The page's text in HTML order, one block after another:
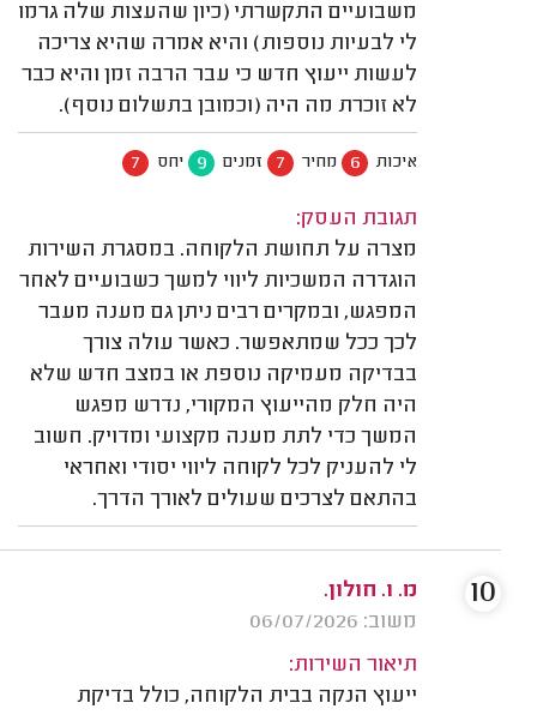
משבועיים התקשרתי (כיון שהעצות שלה גרמו
לי לבעיות נוספות) והיא אמרה שהיא צריכה
לעשות ייעוץ חדש כי עבר הרבה זמן והיא כבר
לא זוכרת מה היה (וכמובן בתשלום נוסף).
איכות 6 מחיר 7 זמנים 9 יחס 7
תגובת העסק:
מצרה על תחושת הלקוחה. במסגרת השירות
הוגדרה המשכיות ליווי למשך כשבועיים לאחר
המפגש, ובמקרים רבים ניתן גם מענה מעבר
לכך ככל שמתאפשר. כאשר עולה צורך
בבדיקה מעמיקה נוספת או במצב חדש שלא
היה חלק מהייעוץ המקורי, נדרש מפגש
המשך כדי לתת מענה מקצועי ומדויק. חשוב
לי להעניק לכל לקוחה ליווי יסודי ואחראי
בהתאם לצרכים שעולים לאורך הדרך.
מ. ו. חולון.
משוב: 06/07/2026
תיאור השירות:
ייעוץ הנקה בבית הלקוחה, כולל בדיקת
10